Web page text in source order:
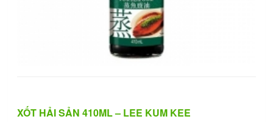
XỐT HẢI SẢN 410ML – LEE KUM KEE